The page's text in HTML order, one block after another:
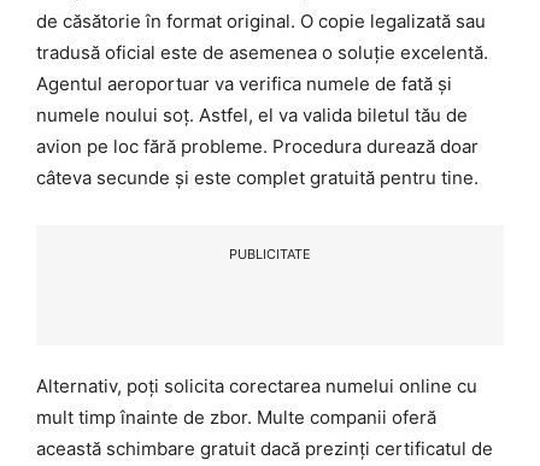
de căsătorie în format original. O copie legalizată sau
tradusă oficial este de asemenea o soluție excelentă.
Agentul aeroportuar va verifica numele de fată și
numele noului soț. Astfel, el va valida biletul tău de
avion pe loc fără probleme. Procedura durează doar
câteva secunde și este complet gratuită pentru tine.
PUBLICITATE
Alternativ, poți solicita corectarea numelui online cu
mult timp înainte de zbor. Multe companii oferă
această schimbare gratuit dacă prezinți certificatul de